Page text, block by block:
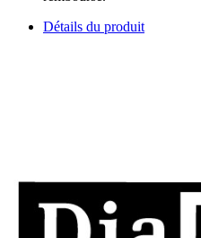
Détails du produit